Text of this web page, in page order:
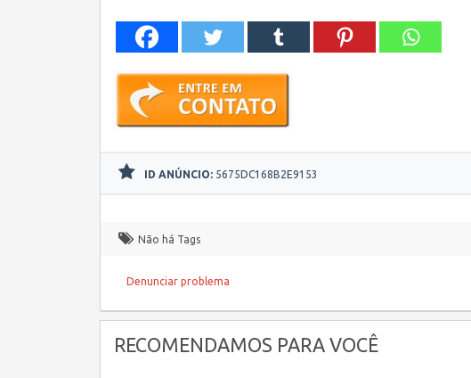
ID ANÚNCIO: 5675DC168B2E9153
Não há Tags
Denunciar problema
RECOMENDAMOS PARA VOCÊ